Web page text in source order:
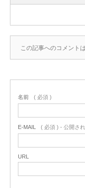
この記事へのコメント
名前 ( 必須 )
E-MAIL ( 必須 ) - 公開さ
URL